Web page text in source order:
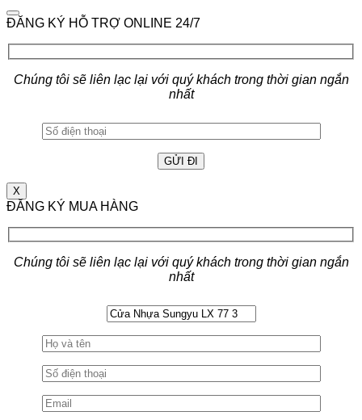
ĐĂNG KÝ HỖ TRỢ ONLINE 24/7
Chúng tôi sẽ liên lạc lại với quý khách trong thời gian ngắn
nhất
X
ĐĂNG KÝ MUA HÀNG
Chúng tôi sẽ liên lạc lại với quý khách trong thời gian ngắn
nhất